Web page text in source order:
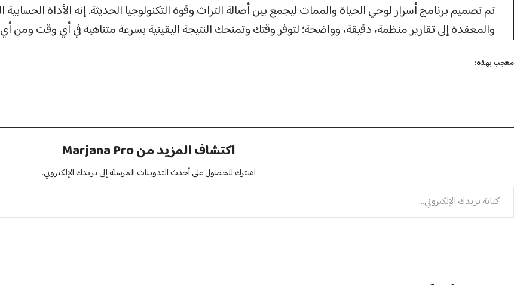
تم تصميم برنامج أسرار لوحي الحياة والممات ليجمع بين أصالة التراث وقوة التكنولوجيا الحديثة. إنه الأداة الحسابية
والمعقدة إلى تقارير منظمة، دقيقة، وواضحة؛ لتوفر وقتك وتمنحك النتيجة اليقينية بسرعة متناهية في أي وقت ومن
معجب بهذه:
اكتشاف المزيد من Marjana Pro
اشترك للحصول على أحدث التدوينات المرسلة إلى بريدك الإلكتروني.